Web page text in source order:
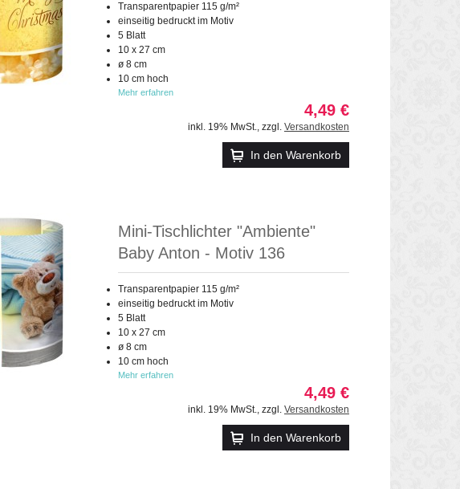
Transparentpapier 115 g/m²
einseitig bedruckt im Motiv
5 Blatt
10 x 27 cm
ø 8 cm
10 cm hoch
Mehr erfahren
4,49 €
inkl. 19% MwSt., zzgl. Versandkosten
In den Warenkorb
Mini-Tischlichter "Ambiente"
Baby Anton - Motiv 136
Transparentpapier 115 g/m²
einseitig bedruckt im Motiv
5 Blatt
10 x 27 cm
ø 8 cm
10 cm hoch
Mehr erfahren
4,49 €
inkl. 19% MwSt., zzgl. Versandkosten
In den Warenkorb